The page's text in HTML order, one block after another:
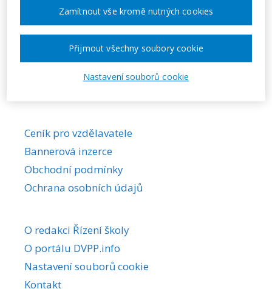
Požadovaná akce nebyla nalezena.
Ceník pro vzdělavatele
Bannerová inzerce
Obchodní podmínky
Ochrana osobních údajů
O redakci Řízení školy
O portálu DVPP.info
Nastavení souborů cookie
Kontakt
Nastavení souborů cookie
Zamítnout vše kromě nutných cookies
Přijmout všechny soubory cookie